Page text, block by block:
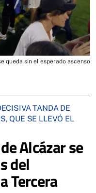
TANDA DE
QUE SE LLEVÓ EL
Alcázar se
del
Tercera
queda sin el esperado ascenso